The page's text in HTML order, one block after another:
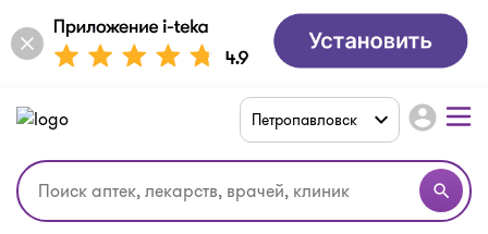
search
Петропавловск account_circle